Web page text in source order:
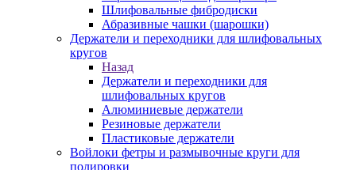
Шлифовальные фибродиски
Абразивные чашки (шарошки)
Держатели и переходники для шлифовальных
кругов
Назад
Держатели и переходники для
шлифовальных кругов
Алюминиевые держатели
Резиновые держатели
Пластиковые держатели
Войлоки фетры и размывочные круги для
полировки